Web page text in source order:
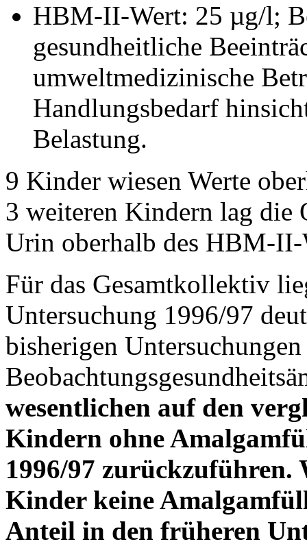
HBM-II-Wert: 25 µg/l;
gesundheitliche
umweltmedizinische
Handlungsbedarf
Belastung.
9 Kinder wiesen Werte
3 weiteren Kindern lag die
Urin oberhalb des HBM-II-
Für das Gesamtkollektiv
Untersuchung 1996/97
bisherigen Untersuchungen
wesentlichen auf den
Kindern ohne
1996/97 zurückzuführen.
Kinder keine
Anteil in den früheren